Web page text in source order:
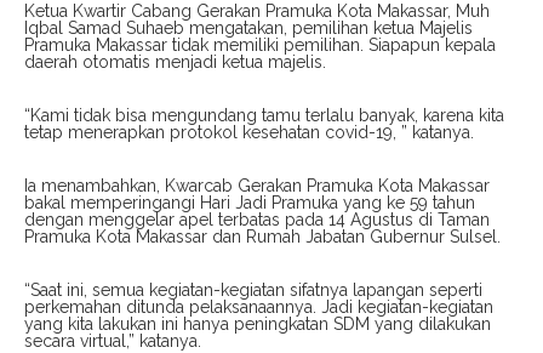
Ketua Kwartir Cabang Gerakan Pramuka Kota Makassar, Muh
Iqbal Samad Suhaeb mengatakan, pemilihan ketua Majelis
Pramuka Makassar tidak memiliki pemilihan. Siapapun kepala
daerah otomatis menjadi ketua majelis.
“Kami tidak bisa mengundang tamu terlalu banyak, karena kita
tetap menerapkan protokol kesehatan covid-19, ” katanya.
Ia menambahkan, Kwarcab Gerakan Pramuka Kota Makassar
bakal memperingangi Hari Jadi Pramuka yang ke 59 tahun
dengan menggelar apel terbatas pada 14 Agustus di Taman
Pramuka Kota Makassar dan Rumah Jabatan Gubernur Sulsel.
“Saat ini, semua kegiatan-kegiatan sifatnya lapangan seperti
perkemahan ditunda pelaksanaannya. Jadi kegiatan-kegiatan
yang kita lakukan ini hanya peningkatan SDM yang dilakukan
secara virtual,” katanya.